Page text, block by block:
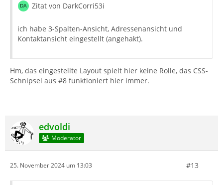
Zitat von DarkCorri53i
ich habe 3-Spalten-Ansicht, Adressenansicht und
Kontaktansicht eingestellt (angehakt).
Hm, das eingestellte Layout spielt hier keine Rolle, das CSS-
Schnipsel aus #8 funktioniert hier immer.
edvoldi
Moderator
25. November 2024 um 13:03 #13